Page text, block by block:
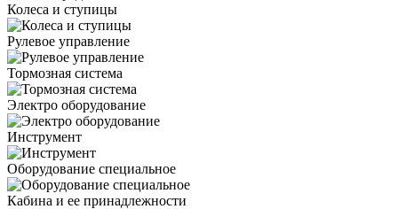
Колеса и ступицы
Рулевое управление
Тормозная система
Электро оборудование
Инструмент
Оборудование специальное
Кабина и ее принадлежности